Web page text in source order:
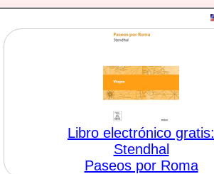
Libro electrónico gratis:
Stendhal
Paseos por Roma